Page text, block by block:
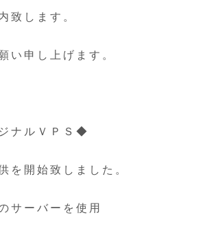
致します。
い申し上げます。
ナルＶＰＳ◆
を開始致しました。
サーバーを使用